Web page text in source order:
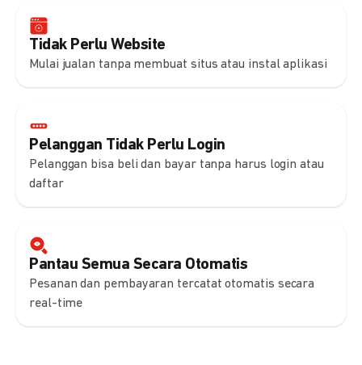
Tidak Perlu Website
Mulai jualan tanpa membuat situs atau instal aplikasi
Pelanggan Tidak Perlu Login
Pelanggan bisa beli dan bayar tanpa harus login atau
daftar
Pantau Semua Secara Otomatis
Pesanan dan pembayaran tercatat otomatis secara
real-time